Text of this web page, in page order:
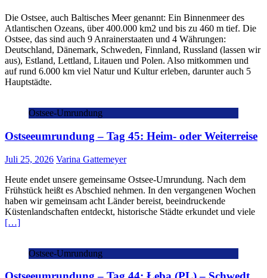
Die Ostsee, auch Baltisches Meer genannt: Ein Binnenmeer des
Atlantischen Ozeans, über 400.000 km2 und bis zu 460 m tief. Die
Ostsee, das sind auch 9 Anrainerstaaten und 4 Währungen:
Deutschland, Dänemark, Schweden, Finnland, Russland (lassen wir
aus), Estland, Lettland, Litauen und Polen. Also mitkommen und
auf rund 6.000 km viel Natur und Kultur erleben, darunter auch 5
Hauptstädte.
Ostsee-Umrundung
Ostseeumrundung – Tag 45: Heim- oder Weiterreise
Juli 25, 2026 Varina Gattemeyer
Heute endet unsere gemeinsame Ostsee-Umrundung. Nach dem
Frühstück heißt es Abschied nehmen. In den vergangenen Wochen
haben wir gemeinsam acht Länder bereist, beeindruckende
Küstenlandschaften entdeckt, historische Städte erkundet und viele
[…]
Ostsee-Umrundung